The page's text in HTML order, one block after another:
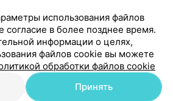
использования файлов
согласие в более позднее время.
информации о целях,
файлов cookie вы можете
обработки файлов cookie
Принять